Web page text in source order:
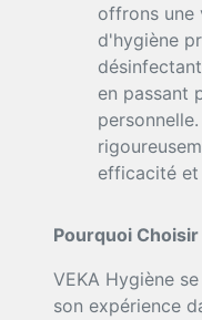
offrons une
d'hygiène
en passant
efficacité et
Pourquoi
VEKA Hygiène
son expérience